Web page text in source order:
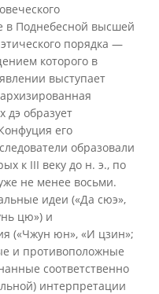
в Поднебесной высшей
порядка —
которого в
выступает
дэ образует
его
образовали
к III веку до н. э., по
не менее восьми.
идеи («Да сюэ»,
цю») и
(«Чжун юн», «И цзин»;
и противоположные
соответственно
интерпретации